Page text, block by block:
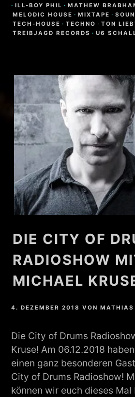
· ILL-BOY PHIL · MATHEW
MELODIC HOUSE · MIXTAPE ·
TECH-HOUSE · TECHNO · TON
TREIBJAGD RECORDS · U6
DIE CITY OF
RADIOSHOW
MICHAEL
4. DEZEMBER 2018 VONMATHIAS
Die City of Drums
Kruse! Am 06.12.2018
einen ganz besonderen
City of Drums Radioshow!
können wir euch dieses